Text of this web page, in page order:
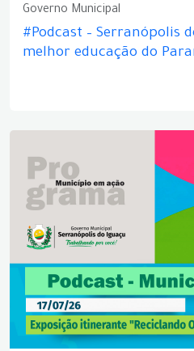
Governo Municipal
#Podcast – Serranópolis
melhor educação do